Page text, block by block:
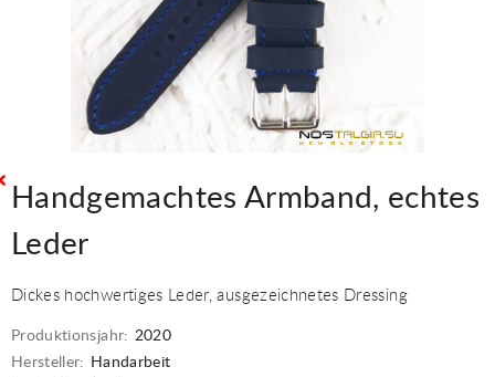
Handgemachtes Armband, echtes
Leder
Dickes hochwertiges Leder, ausgezeichnetes Dressing
Produktionsjahr: 2020
Hersteller:
Handarbeit